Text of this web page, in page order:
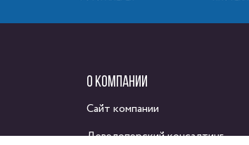
О КОМПАНИИ
Сайт компании
Девелоперский консалтинг